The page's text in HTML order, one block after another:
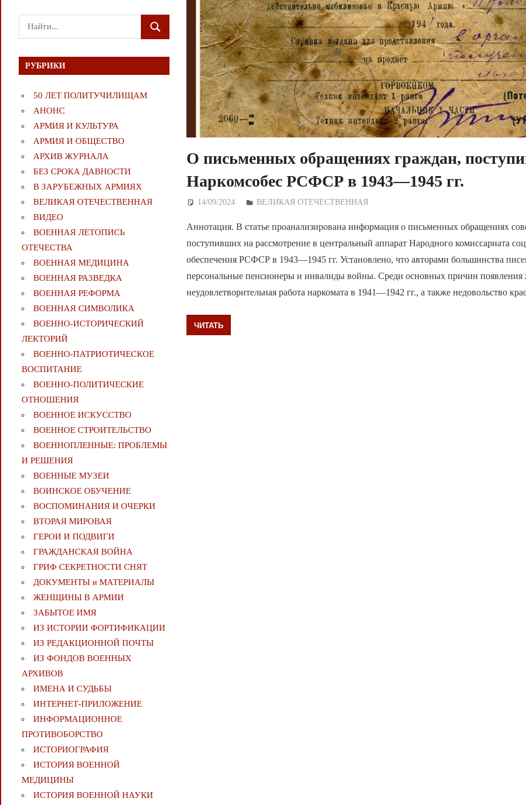
О письменных обращениях граждан,
Наркомсобес РСФСР в 1943—1945 гг.
14/09/2024 Дежурный по Редакции
ВЕЛИКАЯ ОТЕЧЕСТВЕННАЯ
Аннотация. В статье проанализирована информация о письменных обращениях
поступивших на рассмотрение в центральный аппарат Народного комиссариата
обеспечения РСФСР в 1943—1945 гг. Установлено, что авторами большинства
персональные пенсионеры и инвалиды войны. Среди основных причин
неудовлетворительная работа наркомата в 1941—1942 гг., а также недовольство
ЧИТАТЬ
Поиск
для:
ПОИСК
РУБРИКИ
50 ЛЕТ ПОЛИТУЧИЛИЩАМ
АНОНС
АРМИЯ И КУЛЬТУРА
АРМИЯ И ОБЩЕСТВО
АРХИВ ЖУРНАЛА
БЕЗ СРОКА ДАВНОСТИ
В ЗАРУБЕЖНЫХ АРМИЯХ
ВЕЛИКАЯ ОТЕЧЕСТВЕННАЯ
ВИДЕО
ВОЕННАЯ ЛЕТОПИСЬ
ОТЕЧЕСТВА
ВОЕННАЯ МЕДИЦИНА
ВОЕННАЯ РАЗВЕДКА
ВОЕННАЯ РЕФОРМА
ВОЕННАЯ СИМВОЛИКА
ВОЕННО-ИСТОРИЧЕСКИЙ
ЛЕКТОРИЙ
ВОЕННО-ПАТРИОТИЧЕСКОЕ
ВОСПИТАНИЕ
ВОЕННО-ПОЛИТИЧЕСКИE
ОТНОШЕНИЯ
ВОЕННОЕ ИСКУССТВО
ВОЕННОЕ СТРОИТЕЛЬСТВО
ВОЕННОПЛЕННЫЕ: ПРОБЛЕМЫ
И РЕШЕНИЯ
ВОЕННЫЕ МУЗЕИ
ВОИНСКОЕ ОБУЧЕНИЕ
ВОСПОМИНАНИЯ И ОЧЕРКИ
ВТОРАЯ МИРОВАЯ
ГЕРОИ И ПОДВИГИ
ГРАЖДАНСКАЯ ВОЙНА
ГРИФ СЕКРЕТНОСТИ СНЯТ
ДОКУМЕНТЫ и МАТЕРИАЛЫ
ЖЕНЩИНЫ В АРМИИ
ЗАБЫТОЕ ИМЯ
ИЗ ИСТОРИИ ФОРТИФИКАЦИИ
ИЗ РЕДАКЦИОННОЙ ПОЧТЫ
ИЗ ФОНДОВ ВОЕННЫХ
АРХИВОВ
ИМЕНА И СУДЬБЫ
ИНТЕРНЕТ-ПРИЛОЖЕНИЕ
ИНФОРМАЦИОННОЕ
ПРОТИВОБОРСТВО
ИСТОРИОГРАФИЯ
ИСТОРИЯ ВОЕННОЙ
МЕДИЦИНЫ
ИСТОРИЯ ВОЕННОЙ НАУКИ